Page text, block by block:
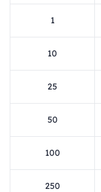
1
10
25
50
100
250